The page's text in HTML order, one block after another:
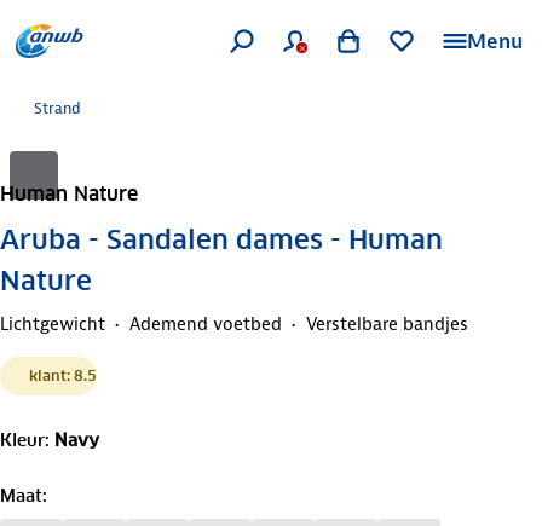
Menu
Strand
Human Nature
Aruba - Sandalen dames - Human
Nature
Lichtgewicht Ademend voetbed Verstelbare bandjes
klant: 8.5
Kleur: Navy
Maat: